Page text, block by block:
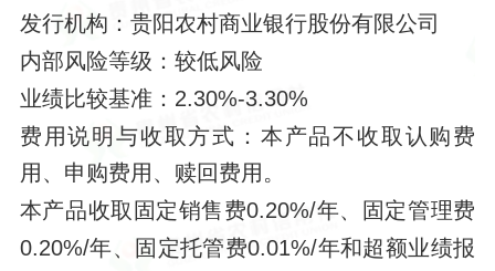
发行机构： 贵阳农村商业银行股份有限公司
内部风险等级： 较低风险
业绩比较基准： 2.30%-3.30%
费用说明与收取方式： 本产品不收取认购费
用、申购费用、赎回费用。
本产品收取固定销售费0.20%/年、固定管理费
0.20%/年、固定托管费0.01%/年和超额业绩报